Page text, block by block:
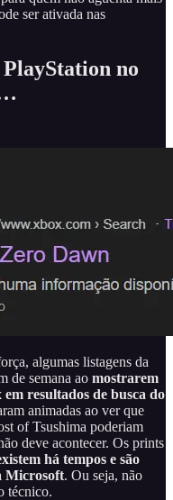
ser ativada nas
no
algumas listagens da
de semana ao mostrarem
resultados de busca do
animadas ao ver que
of Tsushima poderiam
deve acontecer. Os prints
há tempos e são
Microsoft. Ou seja, não
técnico.